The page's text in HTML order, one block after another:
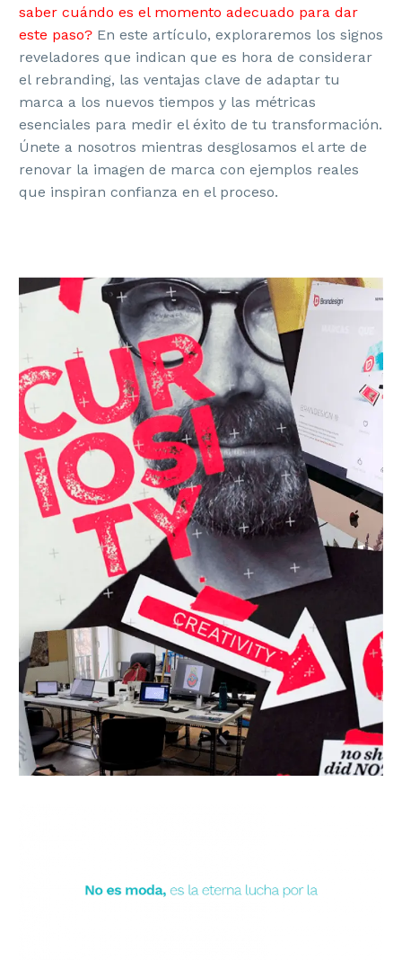
saber cuándo es el momento adecuado para dar
este paso? En este artículo, exploraremos los signos
reveladores que indican que es hora de considerar
el rebranding, las ventajas clave de adaptar tu
marca a los nuevos tiempos y las métricas
esenciales para medir el éxito de tu transformación.
Únete a nosotros mientras desglosamos el arte de
renovar la imagen de marca con ejemplos reales
que inspiran confianza en el proceso.